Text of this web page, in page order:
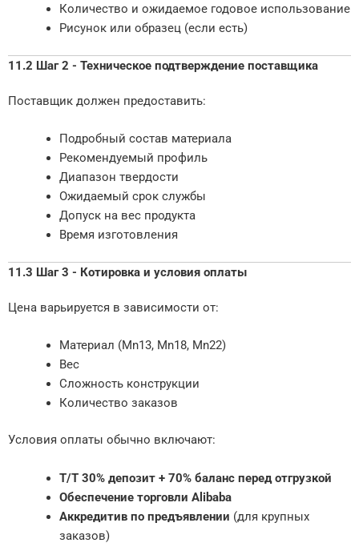
Количество и ожидаемое годовое использование
Рисунок или образец (если есть)
11.2 Шаг 2 - Техническое подтверждение поставщика
Поставщик должен предоставить:
Подробный состав материала
Рекомендуемый профиль
Диапазон твердости
Ожидаемый срок службы
Допуск на вес продукта
Время изготовления
11.3 Шаг 3 - Котировка и условия оплаты
Цена варьируется в зависимости от:
Материал (Mn13, Mn18, Mn22)
Вес
Сложность конструкции
Количество заказов
Условия оплаты обычно включают:
T/T 30% депозит + 70% баланс перед отгрузкой
Обеспечение торговли Alibaba
Аккредитив по предъявлении (для крупных
заказов)